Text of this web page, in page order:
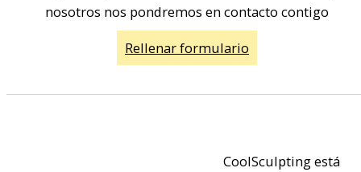
nosotros nos pondremos en contacto contigo
Rellenar formulario
CoolSculpting está